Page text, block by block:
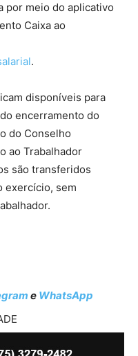
por meio do aplicativo
Caixa ao
.
disponíveis para
encerramento do
do Conselho
ao Trabalhador
são transferidos
exercício, sem
e WhatsApp